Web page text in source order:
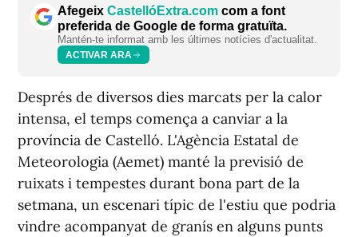
Afegeix CastellóExtra.com com a font
preferida de Google de forma gratuïta.
Mantén-te informat amb les últimes notícies d'actualitat.
ACTIVAR ARA
Després de diversos dies marcats per la calor
intensa, el temps comença a canviar a la
província de Castelló. L'Agència Estatal de
Meteorologia (Aemet) manté la previsió de
ruixats i tempestes durant bona part de la
setmana, un escenari típic de l'estiu que podria
vindre acompanyat de granís en alguns punts